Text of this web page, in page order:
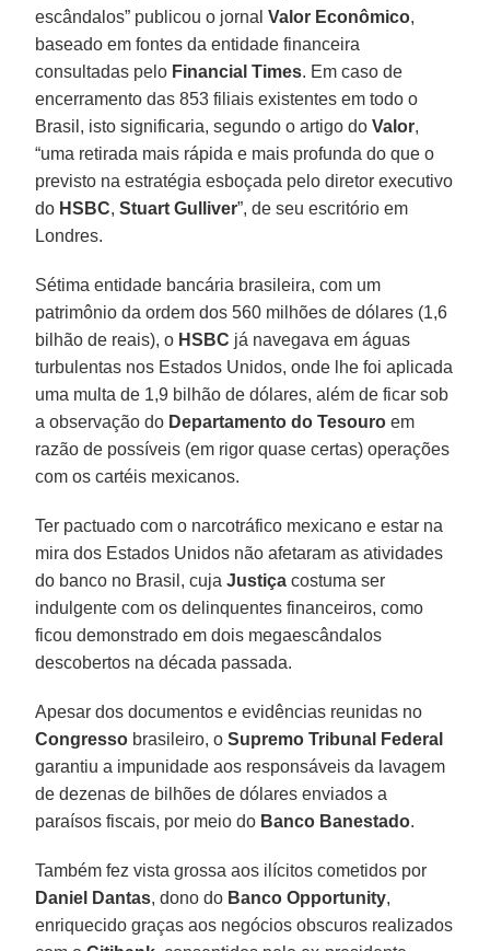
escândalos” publicou o jornalValor Econômico,
baseado em fontes da entidade financeira
consultadas pelo Financial Times. Em caso de
encerramento das 853 filiais existentes em todo o
Brasil, isto significaria, segundo o artigo doValor,
“uma retirada mais rápida e mais profunda do que o
previsto na estratégia esboçada pelo diretor executivo
do HSBC,Stuart Gulliver”, de seu escritório em
Londres.
Sétima entidade bancária brasileira, com um
patrimônio da ordem dos 560 milhões de dólares (1,6
bilhão de reais), o HSBC já navegava em águas
turbulentas nos Estados Unidos, onde lhe foi aplicada
uma multa de 1,9 bilhão de dólares, além de ficar sob
a observação do Departamento do Tesouro em
razão de possíveis (em rigor quase certas) operações
com os cartéis mexicanos.
Ter pactuado com o narcotráfico mexicano e estar na
mira dos Estados Unidos não afetaram as atividades
do banco no Brasil, cujaJustiça costuma ser
indulgente com os delinquentes financeiros, como
ficou demonstrado em dois megaescândalos
descobertos na década passada.
Apesar dos documentos e evidências reunidas no
Congresso brasileiro, oSupremo Tribunal Federal
garantiu a impunidade aos responsáveis da lavagem
de dezenas de bilhões de dólares enviados a
paraísos fiscais, por meio do Banco Banestado.
Também fez vista grossa aos ilícitos cometidos por
Daniel Dantas, dono do Banco Opportunity,
enriquecido graças aos negócios obscuros realizados